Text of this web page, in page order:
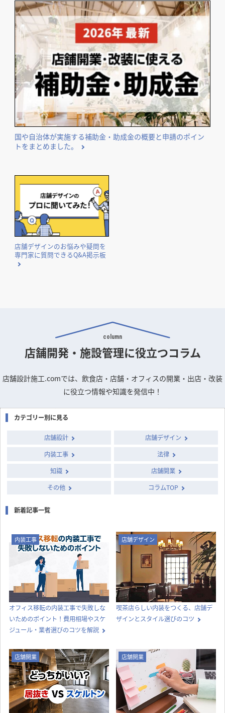
国や自治体が実施する補助金・助成金の概要と申請のポイン
トをまとめました。
店舗デザインのお悩みや疑問を
専門家に質問できるQ&A掲示板
column
店舗開発・施設管理に役立つコラム
店舗設計施工.comでは、飲食店・店舗・オフィスの開業・出店・改装
に役立つ情報や知識を発信中！
カテゴリー別に見る
店舗設計
店舗デザイン
内装工事
法律
知識
店舗開業
その他
コラムTOP
新着記事一覧
内装工事
オフィス移転の内装工事で失敗しな
いためのポイント！費用相場やスケ
ジュール・業者選びのコツを解説
店舗デザイン
喫茶店らしい内装をつくる、店舗デ
ザインとスタイル選びのコツ
店舗開業 店舗開業